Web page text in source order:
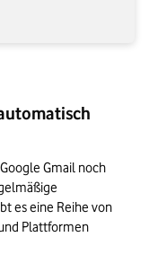
Gmail noch
es eine Reihe von
Plattformen